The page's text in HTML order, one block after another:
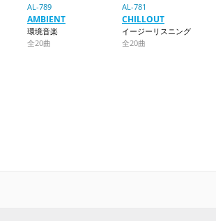
AL-789
AMBIENT
環境音楽
全20曲
AL-781
CHILLOUT
イージーリスニング
全20曲